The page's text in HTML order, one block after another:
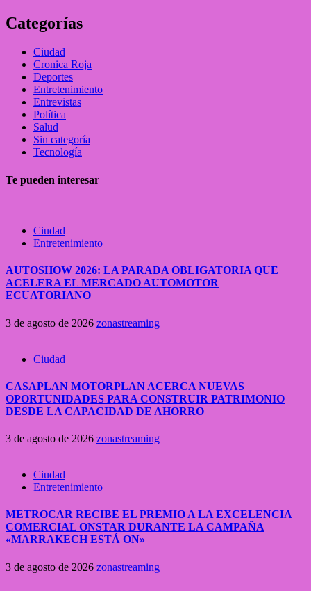
Categorías
Ciudad
Cronica Roja
Deportes
Entretenimiento
Entrevistas
Política
Salud
Sin categoría
Tecnología
Te pueden interesar
Ciudad
Entretenimiento
AUTOSHOW 2026: LA PARADA OBLIGATORIA QUE
ACELERA EL MERCADO AUTOMOTOR
ECUATORIANO
3 de agosto de 2026 zonastreaming
Ciudad
CASAPLAN MOTORPLAN ACERCA NUEVAS
OPORTUNIDADES PARA CONSTRUIR PATRIMONIO
DESDE LA CAPACIDAD DE AHORRO
3 de agosto de 2026 zonastreaming
Ciudad
Entretenimiento
METROCAR RECIBE EL PREMIO A LA EXCELENCIA
COMERCIAL ONSTAR DURANTE LA CAMPAÑA
«MARRAKECH ESTÁ ON»
3 de agosto de 2026 zonastreaming